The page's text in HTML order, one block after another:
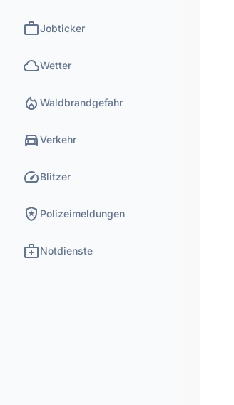
workJobticker
cloudWetter
local_fire_department Waldbrandgefahr
directions_carVerkehr
speedBlitzer
local_police Polizeimeldungen
medical_servicesNotdienste